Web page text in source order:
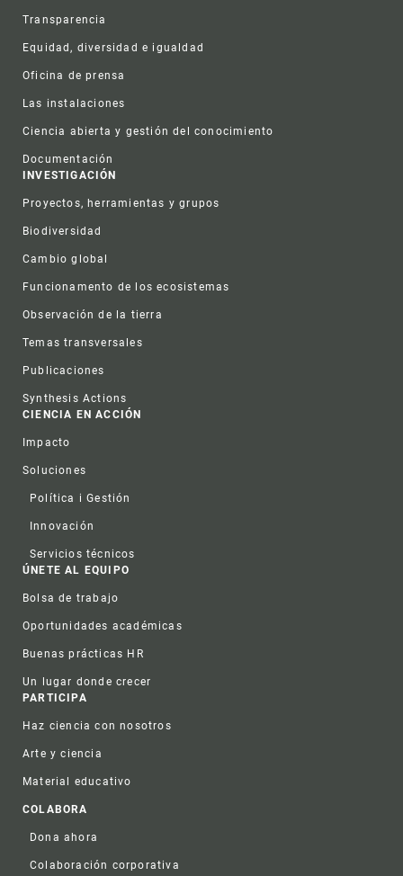
Transparencia
Equidad, diversidad e igualdad
Oficina de prensa
Las instalaciones
Ciencia abierta y gestión del conocimiento
Documentación
INVESTIGACIÓN
Proyectos, herramientas y grupos
Biodiversidad
Cambio global
Funcionamento de los ecosistemas
Observación de la tierra
Temas transversales
Publicaciones
Synthesis Actions
CIENCIA EN ACCIÓN
Impacto
Soluciones
Política i Gestión
Innovación
Servicios técnicos
ÚNETE AL EQUIPO
Bolsa de trabajo
Oportunidades académicas
Buenas prácticas HR
Un lugar donde crecer
PARTICIPA
Haz ciencia con nosotros
Arte y ciencia
Material educativo
COLABORA
Dona ahora
Colaboración corporativa